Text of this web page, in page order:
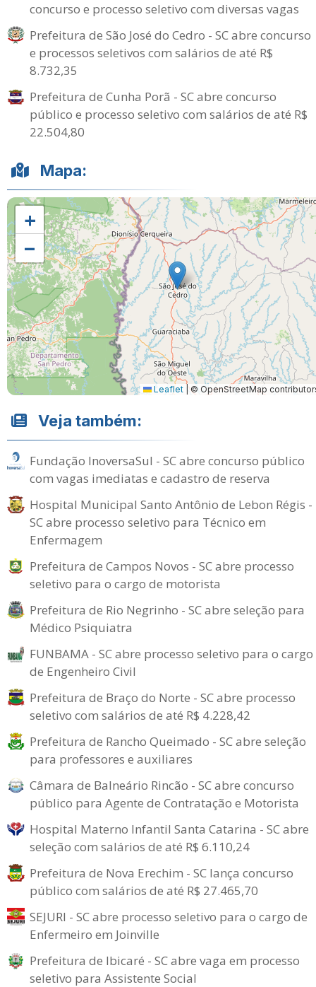
concurso e processo seletivo com diversas vagas
Prefeitura de São José do Cedro - SC abre concurso
e processos seletivos com salários de até R$
8.732,35
Prefeitura de Cunha Porã - SC abre concurso
público e processo seletivo com salários de até R$
22.504,80
Mapa:
+
−
Leaflet © OpenStreetMap
Veja também:
Fundação InoversaSul - SC abre concurso público
com vagas imediatas e cadastro de reserva
Hospital Municipal Santo Antônio de Lebon Régis -
SC abre processo seletivo para Técnico em
Enfermagem
Prefeitura de Campos Novos - SC abre processo
seletivo para o cargo de motorista
Prefeitura de Rio Negrinho - SC abre seleção para
Médico Psiquiatra
FUNBAMA - SC abre processo seletivo para o cargo
de Engenheiro Civil
Prefeitura de Braço do Norte - SC abre processo
seletivo com salários de até R$ 4.228,42
Prefeitura de Rancho Queimado - SC abre seleção
para professores e auxiliares
Câmara de Balneário Rincão - SC abre concurso
público para Agente de Contratação e Motorista
Hospital Materno Infantil Santa Catarina - SC abre
seleção com salários de até R$ 6.110,24
Prefeitura de Nova Erechim - SC lança concurso
público com salários de até R$ 27.465,70
SEJURI - SC abre processo seletivo para o cargo de
Enfermeiro em Joinville
Prefeitura de Ibicaré - SC abre vaga em processo
seletivo para Assistente Social